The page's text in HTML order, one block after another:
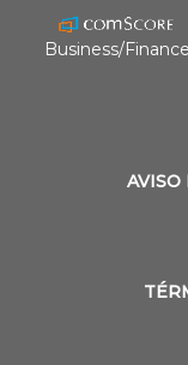
AVISO
Business/Finance